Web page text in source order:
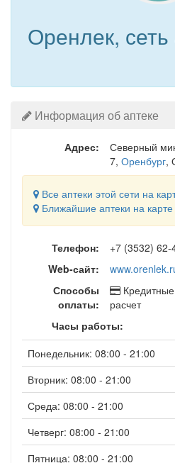
Оренлек, сеть
Информация об аптеке
Адрес:
Северный
7, Оренбург,
Все аптеки этой сети на
Ближайшие аптеки на карте
Телефон:
+7 (3532) 62-
Web-сайт:
Способы
оплаты:
Кредитные
расчет
Часы работы:
Понедельник: 08:00 - 21:00
Вторник: 08:00 - 21:00
Среда: 08:00 - 21:00
Четверг: 08:00 - 21:00
Пятница: 08:00 - 21:00